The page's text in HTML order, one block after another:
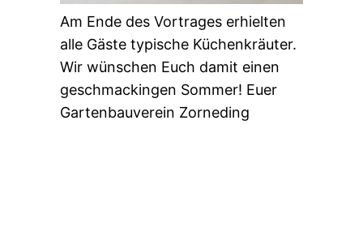
Am Ende des Vortrages erhielten
alle Gäste typische Küchenkräuter.
Wir wünschen Euch damit einen
geschmackingen Sommer! Euer
Gartenbauverein Zorneding